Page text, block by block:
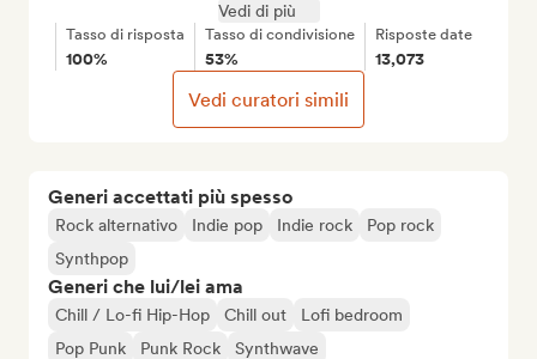
Generi accettati più spesso
Rock alternativo Indie pop Indie rock
Pop rock
Synthpop
Generi che lui/lei ama
Chill / Lo-fi Hip-Hop Chill out
Lofi bedroom
Pop Punk
Punk Rock Synthwave
Vedi di più
Tasso di risposta
100%
Tasso di condivisione
53%
Risposte date
13,073
Vedi curatori simili